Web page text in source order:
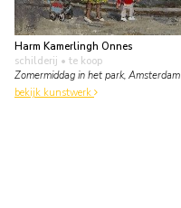
Harm Kamerlingh Onnes
schilderij • te koop
Zomermiddag in het park, Amsterdam
bekijk kunstwerk